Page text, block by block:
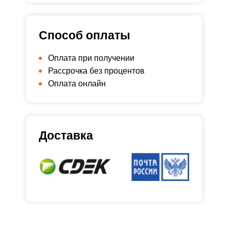
Способ оплаты
Оплата при получении
Рассрочка без процентов
Оплата онлайн
Доставка